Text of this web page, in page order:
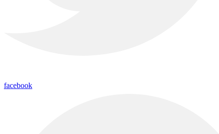
facebook